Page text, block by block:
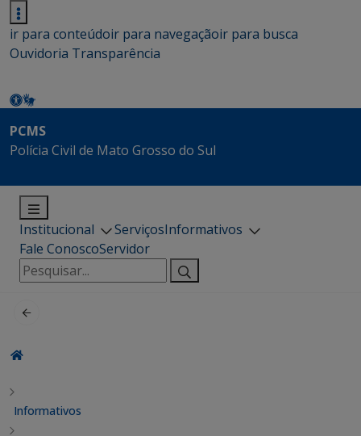
ir para conteúdoir para navegaçãoir para busca
Ouvidoria Transparência
PCMS
Polícia Civil de Mato Grosso do Sul
Institucional ServiçosInformativos
Fale ConoscoServidor
Pesquisar
por:
Informativos